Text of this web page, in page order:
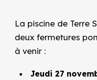
La piscine de Terre
deux fermetures
à venir :
Jeudi 27